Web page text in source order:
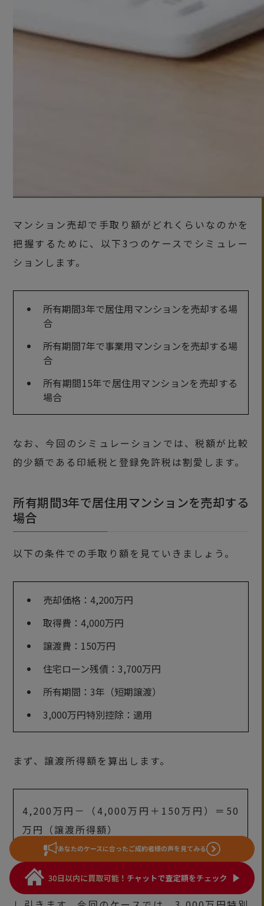
マンション売却で手取り額がどれくらいなのかを
把握するために、以下3つのケースでシミュレー
ションします。
所有期間3年で居住用マンションを売却する場
合
所有期間7年で事業用マンションを売却する場
合
所有期間15年で居住用マンションを売却する
場合
なお、今回のシミュレーションでは、税額が比較
的少額である印紙税と登録免許税は割愛します。
所有期間3年で居住用マンションを売却する
場合
以下の条件での手取り額を見ていきましょう。
売却価格：4,200万円
取得費：4,000万円
譲渡費：150万円
住宅ローン残債：3,700万円
所有期間：3年（短期譲渡）
3,000万円特別控除：適用
まず、譲渡所得額を算出します。
4,200万円－（4,000万円＋150万円）＝50
万円（譲渡所得額）
次に、譲渡所得額から3,000万円の特別控除を差
あなたのケースに合ったご成約者様の声を見てみる